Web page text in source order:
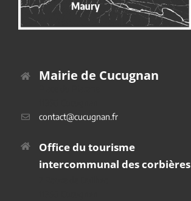
Mairie de Cucugnan
contact@cucugnan.fr
Office du tourisme
intercommunal des corbières